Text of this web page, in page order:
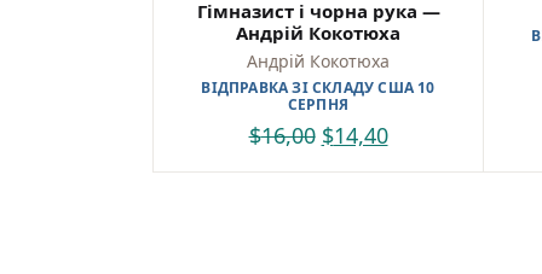
та
Гімназист і чорна рука —
Андрій Кокотюха
Андрій Кокотюха
ВІДПРАВКА ЗІ СКЛАДУ США 10
СЕРПНЯ
$16,00 $14,40